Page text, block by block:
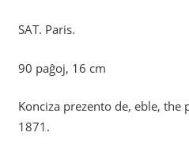
SAT. Paris.
90 paĝoj, 16 cm
Konciza prezento de, eble,
1871.